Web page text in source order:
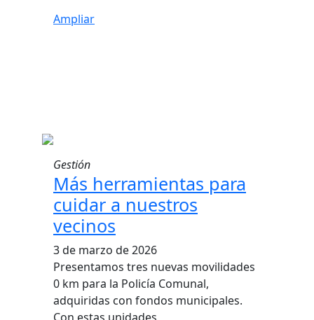
Ampliar
Gestión
Más herramientas para
cuidar a nuestros
vecinos
3 de marzo de 2026
Presentamos tres nuevas movilidades
0 km para la Policía Comunal,
adquiridas con fondos municipales.